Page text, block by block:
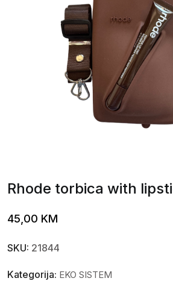
Rhode torbica with
45,00 KM
SKU: 21844
Kategorija: EKO SISTEM